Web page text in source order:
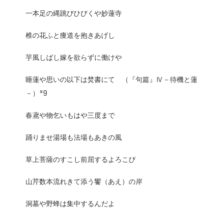
一本足の縄跳びひびくや妙蓮寺
椎の花ふと痩道を抱きあげし
芋風しばし嫁を欲らずに働けや
睡蓮や思いの以下は焚書にて （『句篇』Ⅳ－待機と蓮
－）*9
春鳶や物乞いもはや三度まで
踊りませ湯場も法場もあきの風
草上菩薩のすこし前屈するよろこび
山芹数本流れきて添う饗（あえ）の岸
洞墓や野蜂は集中するんだよ